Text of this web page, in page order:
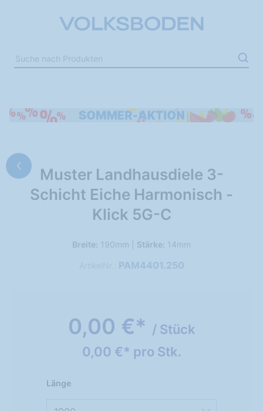
Muster Landhausdiele 3-
Schicht Eiche Harmonisch -
Klick 5G-C
Breite: 190mm | Stärke: 14mm
ArtikelNr.: PAM4401.250
0,00 €* / Stück
0,00 €* pro Stk.
Länge